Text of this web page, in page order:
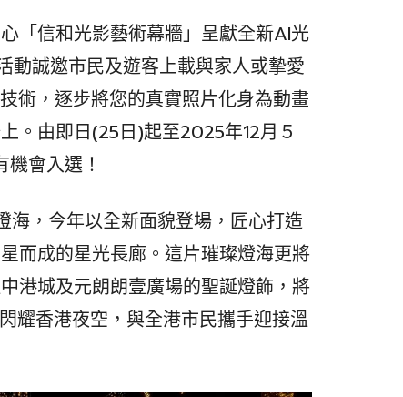
「信和光影藝術幕牆」呈獻全新AI光
誠邀市民及遊客上載與家人或摯愛
術，逐步將您的真實照片化身為動畫
。由即日(25日)起至2025年12月５
機會入選！
，今年以全新面貌登場，匠心打造
而成的星光長廊。這片璀璨燈海更將
港城及元朗朗壹廣場的聖誕燈飾，將
耀香港夜空，與全港市民攜手迎接溫